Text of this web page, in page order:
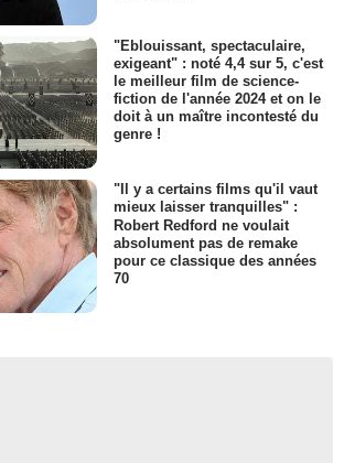
"Eblouissant, spectaculaire,
exigeant" : noté 4,4 sur 5, c'est
le meilleur film de science-
fiction de l'année 2024 et on le
doit à un maître incontesté du
genre !
"Il y a certains films qu'il vaut
mieux laisser tranquilles" :
Robert Redford ne voulait
absolument pas de remake
pour ce classique des années
70